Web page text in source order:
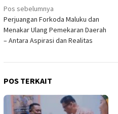
Navigasi
pos
Pos sebelumnya
Perjuangan Forkoda Maluku dan
Menakar Ulang Pemekaran Daerah
– Antara Aspirasi dan Realitas
POS TERKAIT